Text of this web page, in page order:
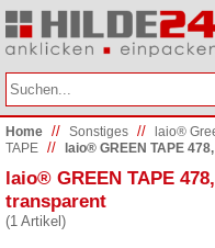
Home // Sonstiges // laio®
TAPE // laio® GREEN TAPE
laio® GREEN TAPE
transparent
(1 Artikel)